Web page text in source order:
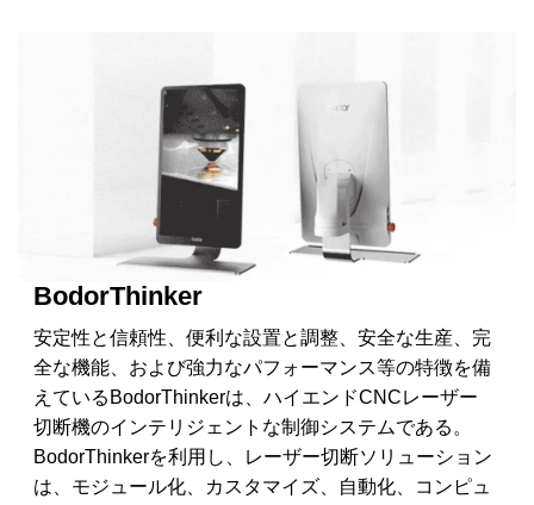
BodorThinker
安定性と信頼性、便利な設置と調整、安全な生産、完
全な機能、および強力なパフォーマンス等の特徴を備
えているBodorThinkerは、ハイエンドCNCレーザー
切断機のインテリジェントな制御システムである。
BodorThinkerを利用し、レーザー切断ソリューション
は、モジュール化、カスタマイズ、自動化、コンピュ